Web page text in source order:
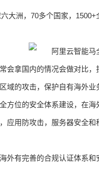
大洲，70多个国家，
会拿国内的情况会做对比
域的攻击，保护自有海外
方位的安全体系建设，在
应用防攻击，服务器安全和
外有完善的合规认证体系